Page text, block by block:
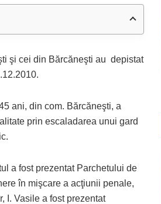
şi cei din Bărcăneşti au depistat
ani, din com. Bărcăneşti, a
prin escaladarea unui gard
a fost prezentat Parchetului de
în mişcare a acţiunii penale,
I. Vasile a fost prezentat